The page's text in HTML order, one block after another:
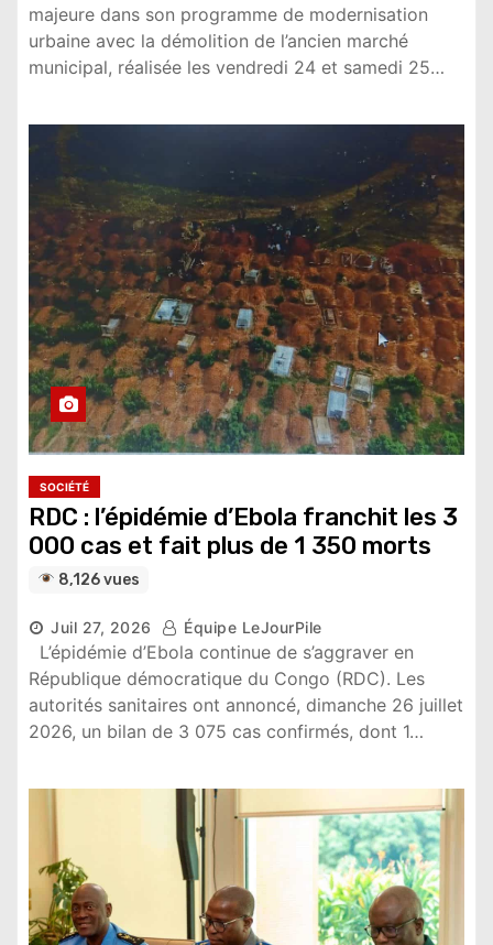
majeure dans son programme de modernisation
urbaine avec la démolition de l’ancien marché
municipal, réalisée les vendredi 24 et samedi 25…
SOCIÉTÉ
RDC : l’épidémie d’Ebola franchit les 3
000 cas et fait plus de 1 350 morts
8,126 vues
Juil 27, 2026 Équipe LeJourPile
L’épidémie d’Ebola continue de s’aggraver en
République démocratique du Congo (RDC). Les
autorités sanitaires ont annoncé, dimanche 26 juillet
2026, un bilan de 3 075 cas confirmés, dont 1…